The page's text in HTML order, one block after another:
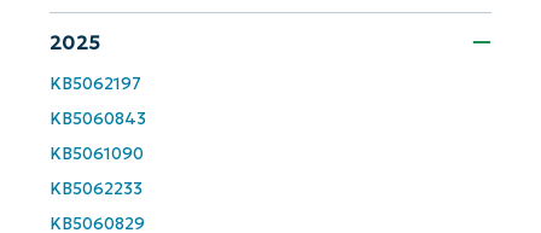
2025
KB5062197
KB5060843
KB5061090
KB5062233
KB5060829